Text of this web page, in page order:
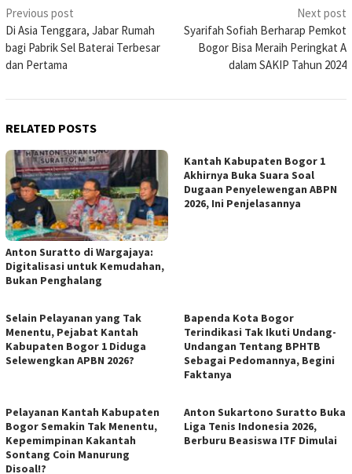
Post
navigation
Previous post
Di Asia Tenggara, Jabar Rumah
bagi Pabrik Sel Baterai Terbesar
dan Pertama
Next post
Syarifah Sofiah Berharap Pemkot
Bogor Bisa Meraih Peringkat A
dalam SAKIP Tahun 2024
RELATED POSTS
Anton Suratto di Wargajaya:
Digitalisasi untuk Kemudahan,
Bukan Penghalang
Kantah Kabupaten Bogor 1
Akhirnya Buka Suara Soal
Dugaan Penyelewengan ABPN
2026, Ini Penjelasannya
Selain Pelayanan yang Tak
Menentu, Pejabat Kantah
Kabupaten Bogor 1 Diduga
Selewengkan APBN 2026?
Bapenda Kota Bogor
Terindikasi Tak Ikuti Undang-
Undangan Tentang BPHTB
Sebagai Pedomannya, Begini
Faktanya
Pelayanan Kantah Kabupaten
Bogor Semakin Tak Menentu,
Kepemimpinan Kakantah
Sontang Coin Manurung
Disoal!?
Anton Sukartono Suratto Buka
Liga Tenis Indonesia 2026,
Berburu Beasiswa ITF Dimulai